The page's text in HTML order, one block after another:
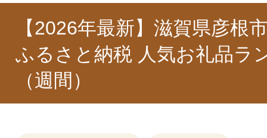
【2026年最新】滋賀県彦根
ふるさと納税 人気お礼品ラ
（週間）